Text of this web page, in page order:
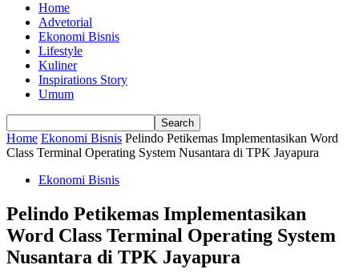
Home
Advetorial
Ekonomi Bisnis
Lifestyle
Kuliner
Inspirations Story
Umum
Home Ekonomi Bisnis Pelindo Petikemas Implementasikan Word
Class Terminal Operating System Nusantara di TPK Jayapura
Ekonomi Bisnis
Pelindo Petikemas Implementasikan
Word Class Terminal Operating System
Nusantara di TPK Jayapura